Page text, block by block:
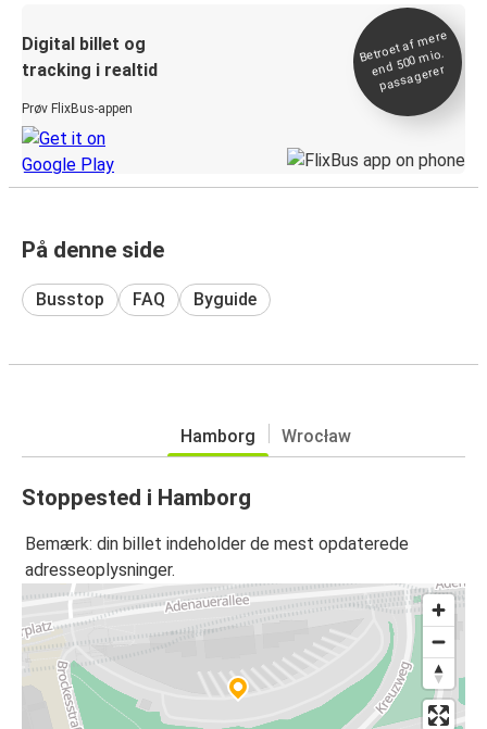
Digital billet og
tracking i realtid
Prøv FlixBus-appen
Betroet af
mere
end 500
mio.
passagerer
På denne side
Busstop FAQ Byguide
Hamborg Wrocław
Stoppested i Hamborg
Bemærk: din billet indeholder de mest opdaterede
adresseoplysninger.